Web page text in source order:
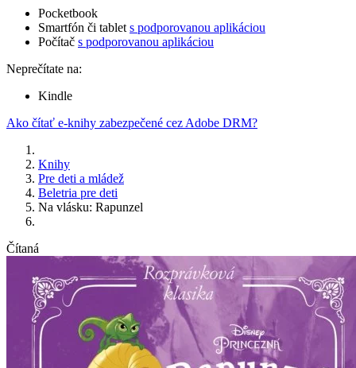
Pocketbook
Smartfón či tablet s podporovanou aplikáciou
Počítač s podporovanou aplikáciou
Neprečítate na:
Kindle
Ako čítať e-knihy zabezpečené cez Adobe DRM?
Knihy
Pre deti a mládež
Beletria pre deti
Na vlásku: Rapunzel
Čítaná